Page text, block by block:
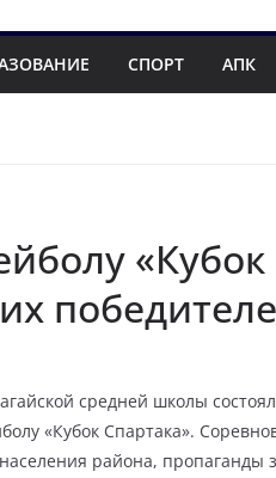
СПОРТ АПК
«Кубок
средней школы
«Кубок Спартака».
района, пропаганды